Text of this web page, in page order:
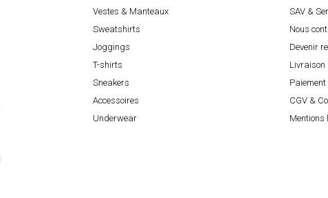
Vestes & Manteaux
Sweatshirts
Joggings
T-shirts
Sneakers
Accessoires
Underwear
SAV &
Nous
Devenir
Livraison
CGV &
Mentions